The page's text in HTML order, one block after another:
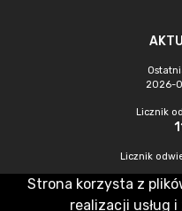
2026-
Licznik
Licznik
Strona korzysta z
realizacji usług